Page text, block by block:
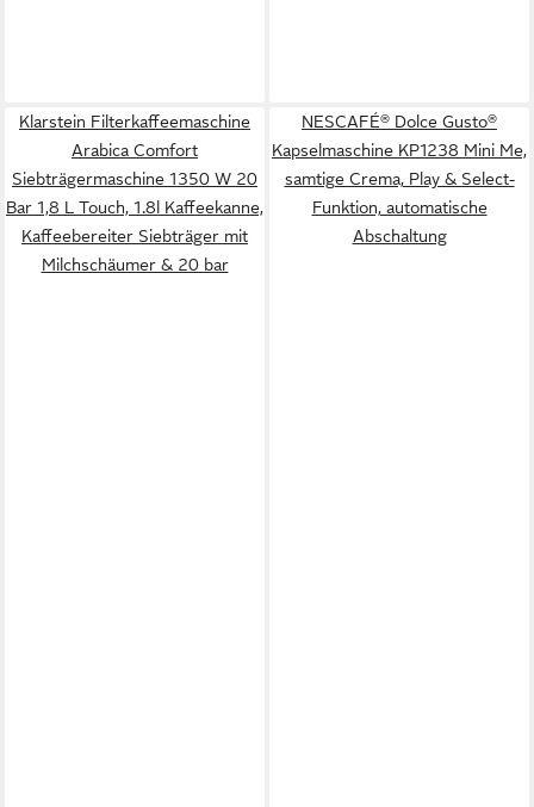
Klarstein Filterkaffeemaschine
Arabica Comfort
Siebträgermaschine 1350 W 20
Bar 1,8 L Touch, 1.8l Kaffeekanne,
Kaffeebereiter Siebträger mit
Milchschäumer & 20 bar
NESCAFÉ® Dolce Gusto®
Kapselmaschine KP1238 Mini Me,
samtige Crema, Play & Select-
Funktion, automatische
Abschaltung